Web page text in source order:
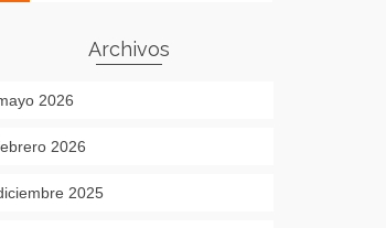
Archivos
2026
2026
2025